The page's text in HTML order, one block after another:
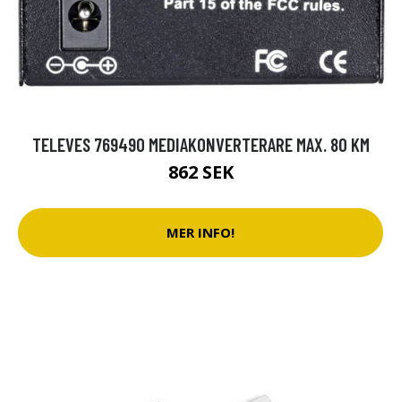
TELEVES 769490 MEDIAKONVERTERARE MAX. 80 KM
862 SEK
MER INFO!